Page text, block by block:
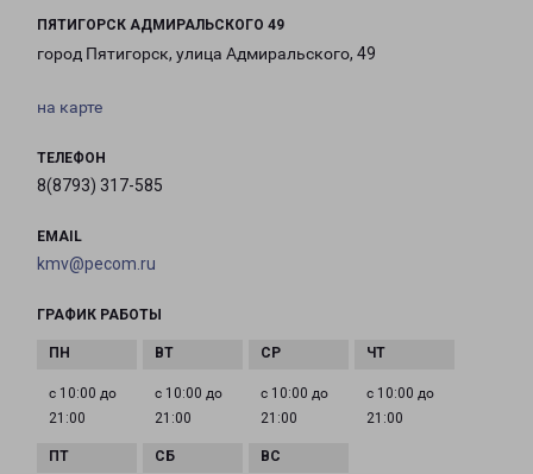
ПЯТИГОРСК АДМИРАЛЬСКОГО 49
город Пятигорск, улица Адмиральского, 49
на карте
ТЕЛЕФОН
8(8793) 317-585
EMAIL
kmv@pecom.ru
ГРАФИК РАБОТЫ
с 10:00 до
21:00
с 10:00 до
21:00
с 10:00 до
21:00
с 10:00 до
21:00